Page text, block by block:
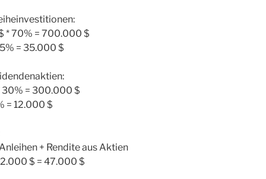
* 70% = 700.000 $
= 35.000 $
30% = 300.000 $
= 12.000 $
+ Rendite aus Aktien
$ = 47.000 $